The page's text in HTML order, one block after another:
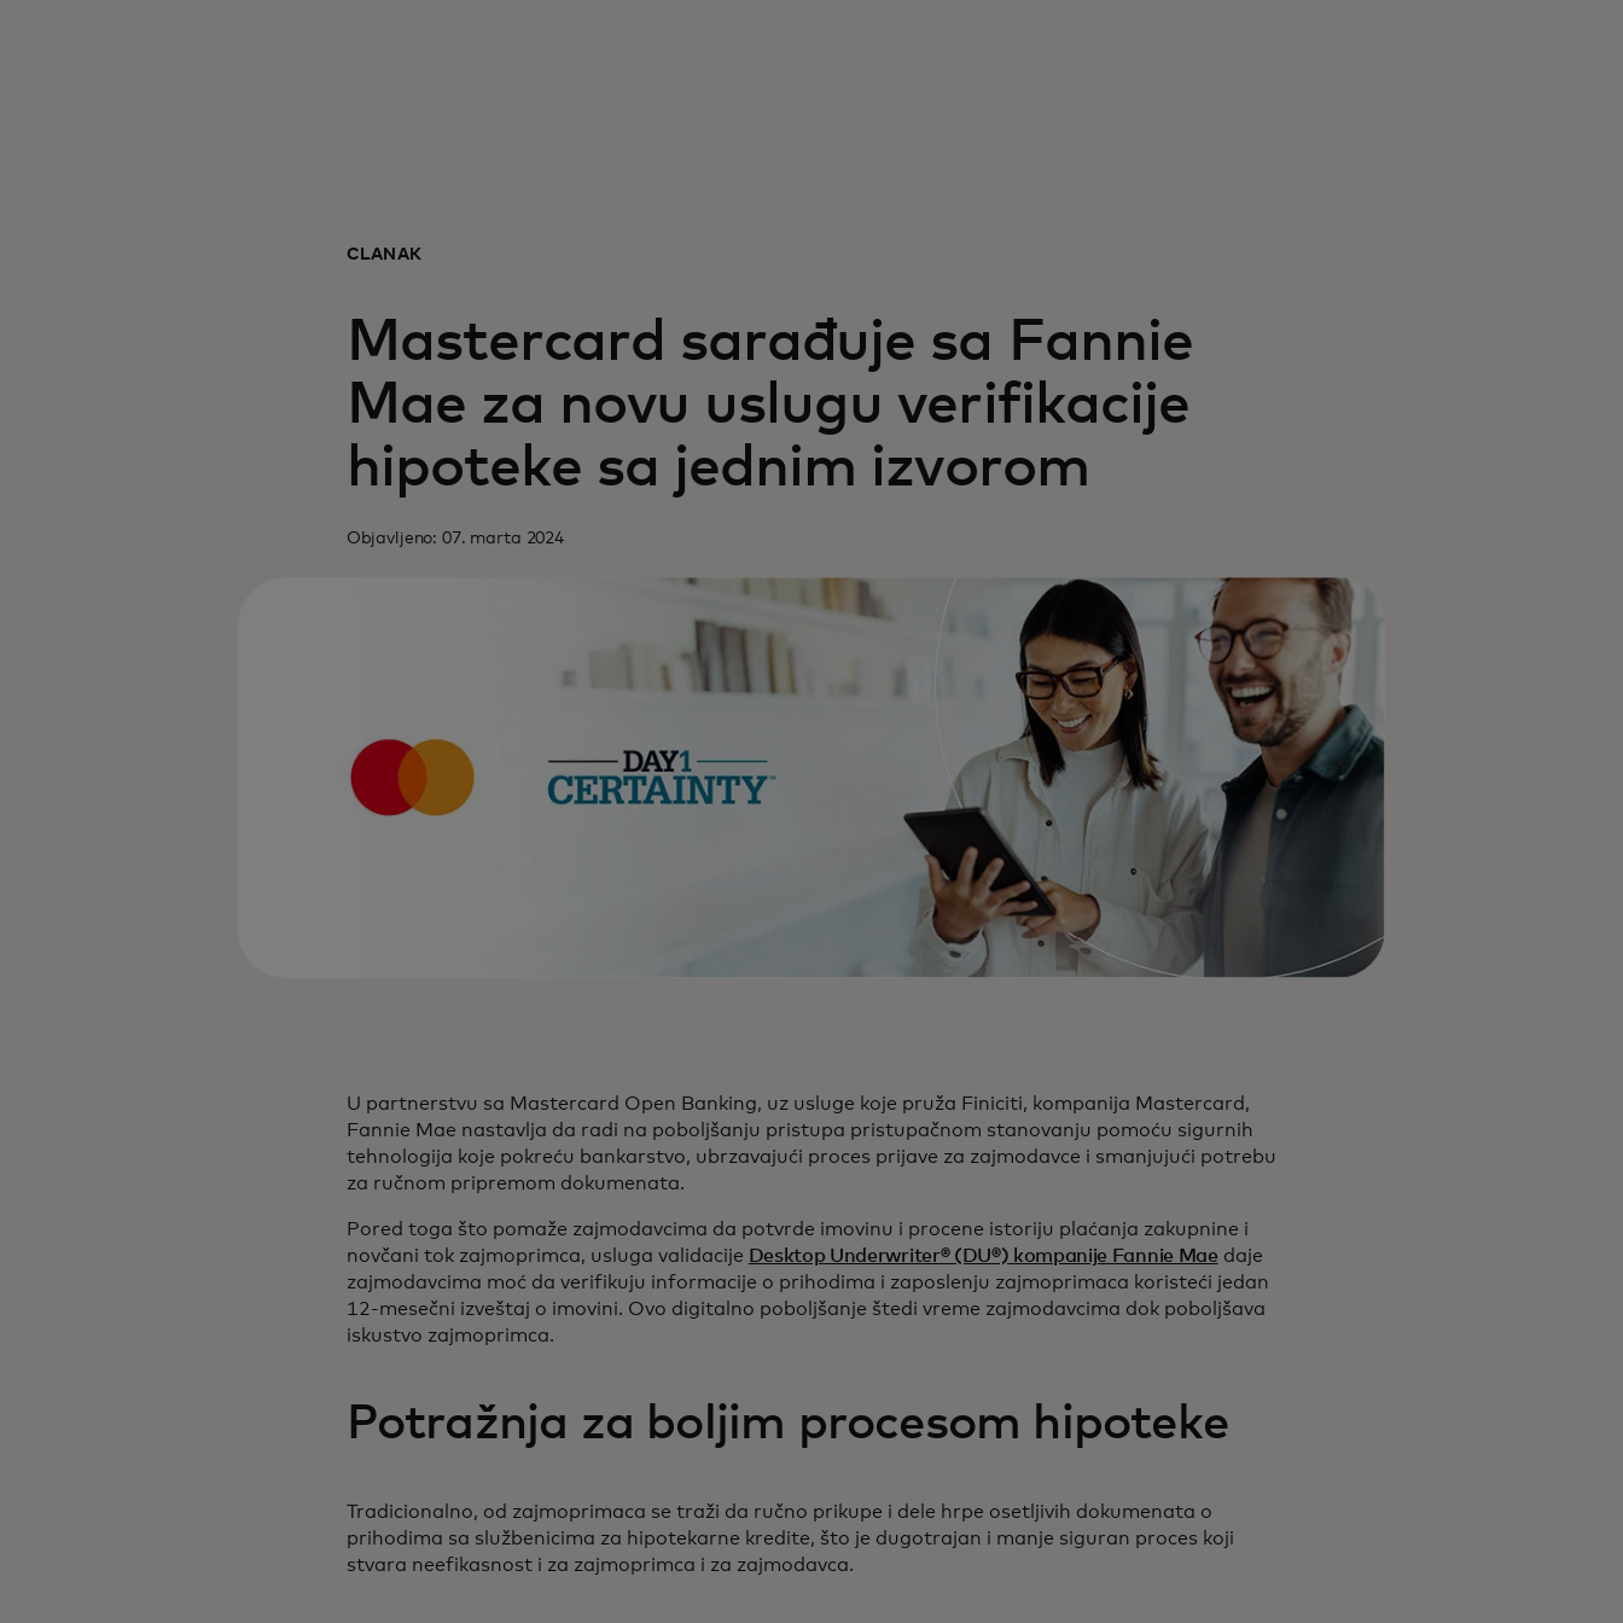
ČLANAK
Mastercard sarađuje sa Fannie
Mae za novu uslugu verifikacije
hipoteke sa jednim izvorom
Objavljeno: 07. marta 2024
U partnerstvu sa Mastercard Open Banking, uz usluge koje pruža Finiciti, kompanija Mastercard,
Fannie Mae nastavlja da radi na poboljšanju pristupa pristupačnom stanovanju pomoću sigurnih
tehnologija koje pokreću bankarstvo, ubrzavajući proces prijave za zajmodavce i smanjujući potrebu
za ručnom pripremom dokumenata.
Pored toga što pomaže zajmodavcima da potvrde imovinu i procene istoriju plaćanja zakupnine i
novčani tok zajmoprimca, usluga validacije Desktop Underwriter® (DU®) kompanije Fannie Mae daje
zajmodavcima moć da verifikuju informacije o prihodima i zaposlenju zajmoprimaca koristeći jedan
12-mesečni izveštaj o imovini. Ovo digitalno poboljšanje štedi vreme zajmodavcima dok poboljšava
iskustvo zajmoprimca.
Potražnja za boljim procesom hipoteke
Tradicionalno, od zajmoprimaca se traži da ručno prikupe i dele hrpe osetljivih dokumenata o
prihodima sa službenicima za hipotekarne kredite, što je dugotrajan i manje siguran proces koji
stvara neefikasnost i za zajmoprimca i za zajmodavca.